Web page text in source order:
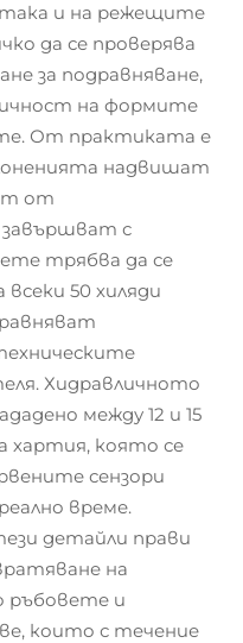
и на режещите
да се проверява
за подравняване,
на формите
От практиката е
надвишат
от
с
трябва да се
50 хиляди
Хидравличното
между 12 и 15
хартия, която се
сензори
време.
детайли прави
на
ръбовете и
които с течение